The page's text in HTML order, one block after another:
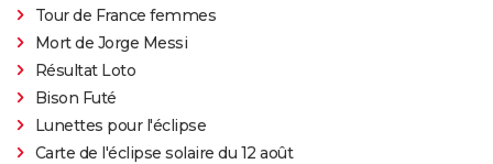
Tour de France femmes
Mort de Jorge Messi
Résultat Loto
Bison Futé
Lunettes pour l'éclipse
Carte de l'éclipse solaire du 12 août